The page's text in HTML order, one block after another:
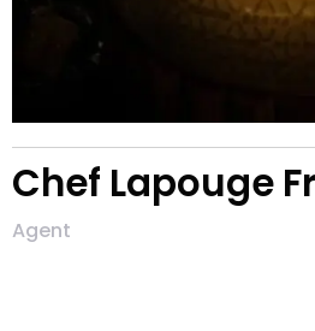
Chef Lapouge
Agent